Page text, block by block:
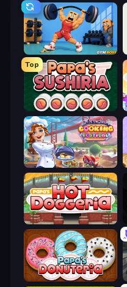
Gym Boss
Top
Papa's Sushiria
Cooking Festival
Papa's Hot Doggeria
Papa's Donuteria